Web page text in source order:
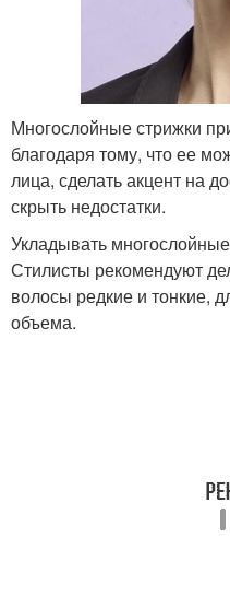
Многослойные стрижки
благодаря тому, что ее
лица, сделать акцент на
скрыть недостатки.
Укладывать
Стилисты рекомендуют
волосы редкие и тонкие,
объема.